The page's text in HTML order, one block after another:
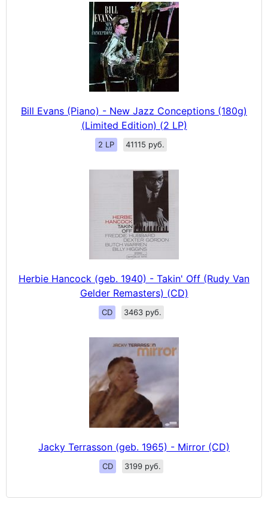
Bill Evans (Piano) - New Jazz Conceptions (180g)
(Limited Edition) (2 LP)
2 LP 41115 руб.
Herbie Hancock (geb. 1940) - Takin' Off (Rudy Van
Gelder Remasters) (CD)
CD 3463 руб.
Jacky Terrasson (geb. 1965) - Mirror (CD)
CD 3199 руб.